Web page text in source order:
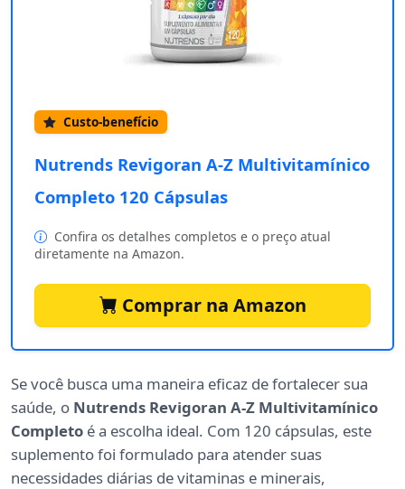
Custo-benefício
Nutrends Revigoran A-Z Multivitamínico
Completo 120 Cápsulas
Confira os detalhes completos e o preço atual
diretamente na Amazon.
Comprar na Amazon
Se você busca uma maneira eficaz de fortalecer sua
saúde, o Nutrends Revigoran A-Z Multivitamínico
Completo é a escolha ideal. Com 120 cápsulas, este
suplemento foi formulado para atender suas
necessidades diárias de vitaminas e minerais,